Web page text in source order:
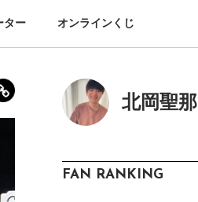
ター オンラインくじ
北岡聖那
FAN RANKING